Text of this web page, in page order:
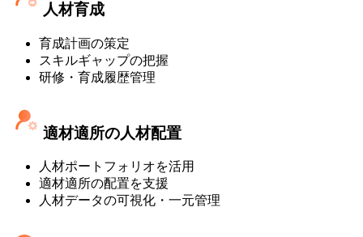
人材育成
育成計画の策定
スキルギャップの把握
研修・育成履歴管理
適材適所の人材配置
人材ポートフォリオを活用
適材適所の配置を支援
人材データの可視化・一元管理